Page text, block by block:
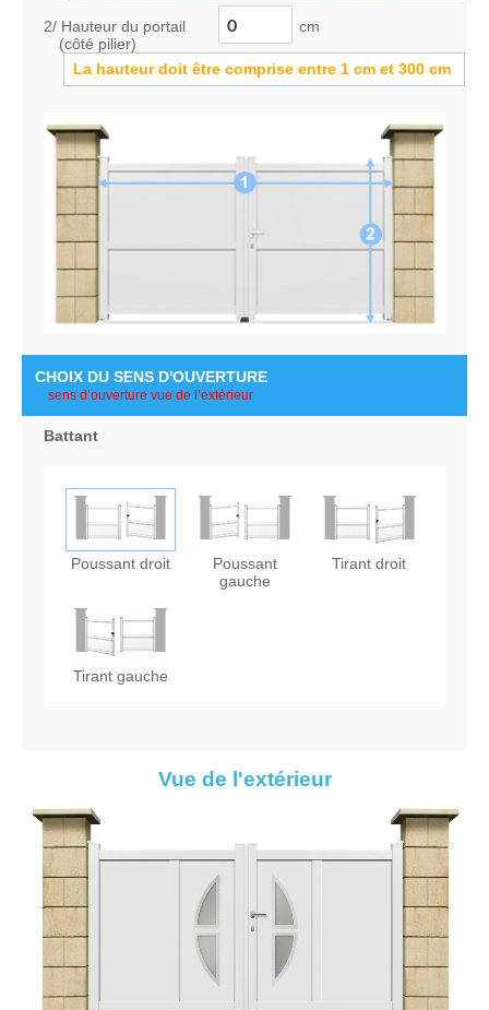
2/ Hauteur du portail
(côté pilier)
cm
La hauteur doit être comprise entre 1 cm et 300 cm
CHOIX DU SENS D'OUVERTURE
battant
Poussant droit
Poussant
gauche
Tirant droit
Tirant gauche
Vue de l'extérieur